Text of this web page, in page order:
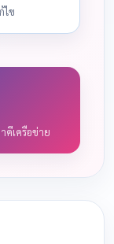
ไข
คีเครือข่าย